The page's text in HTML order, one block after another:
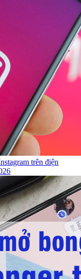
trên điện